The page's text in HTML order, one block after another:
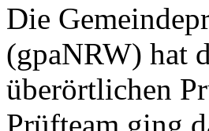
Die
(gpaNRW) hat
überörtlichen
Prüfteam ging